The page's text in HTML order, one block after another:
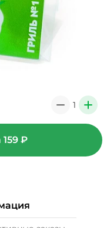
1 +
159₽